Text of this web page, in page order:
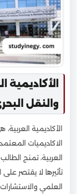
الأكاديمية
والنقل
الأكاديمية
الاكاديميات
العربية، تمنح
تأثيرها لا يقتصر
العلمي